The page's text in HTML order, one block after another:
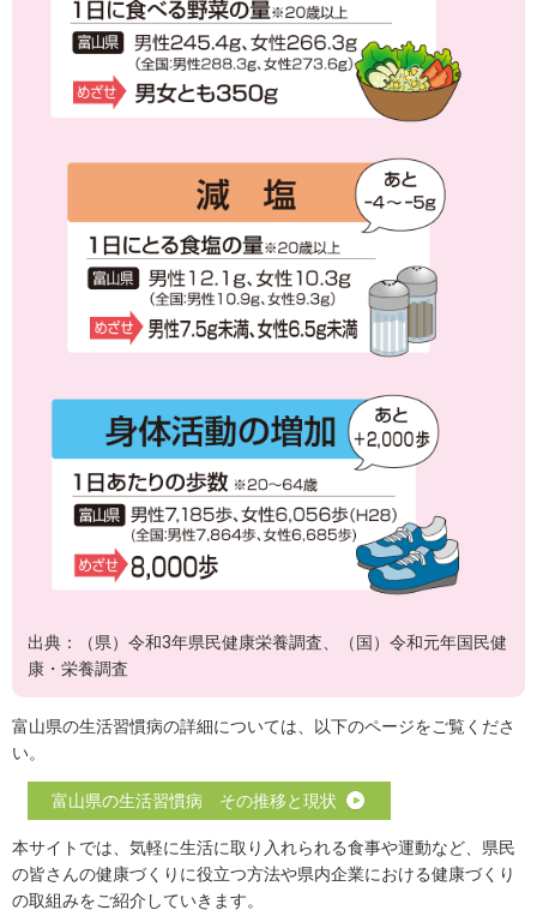
出典：（県）令和3年県民健康栄養調査、（国）令和元年国民健
康・栄養調査
富山県の生活習慣病の詳細については、以下のページをご覧くださ
い。
富山県の生活習慣病 その推移と現状
本サイトでは、気軽に生活に取り入れられる食事や運動など、県民
の皆さんの健康づくりに役立つ方法や県内企業における健康づくり
の取組みをご紹介していきます。